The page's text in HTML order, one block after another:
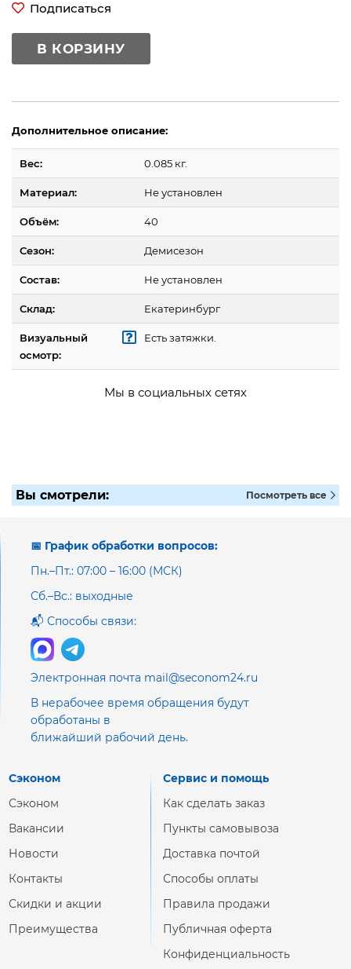
Подписаться
В КОРЗИНУ
Дополнительное описание:
Вес: 0.085 кг.
Материал: Не установлен
Объём: 40
Сезон: Демисезон
Состав: Не установлен
Склад: Екатеринбург
Визуальный
осмотр:
Есть затяжки.
Мы в социальных сетях
Вы смотрели: Посмотреть все
📅 График обработки вопросов:
Пн.–Пт.: 07:00 – 16:00 (МСК)
Сб.–Вс.: выходные
📬 Способы связи:
Электронная почта mail@seconom24.ru
В нерабочее время обращения будут
обработаны в
ближайший рабочий день.
Сэконом
Сэконом
Вакансии
Новости
Контакты
Скидки и акции
Преимущества
Сервис и помощь
Как сделать заказ
Пункты самовывоза
Доставка почтой
Способы оплаты
Правила продажи
Публичная оферта
Конфиденциальность